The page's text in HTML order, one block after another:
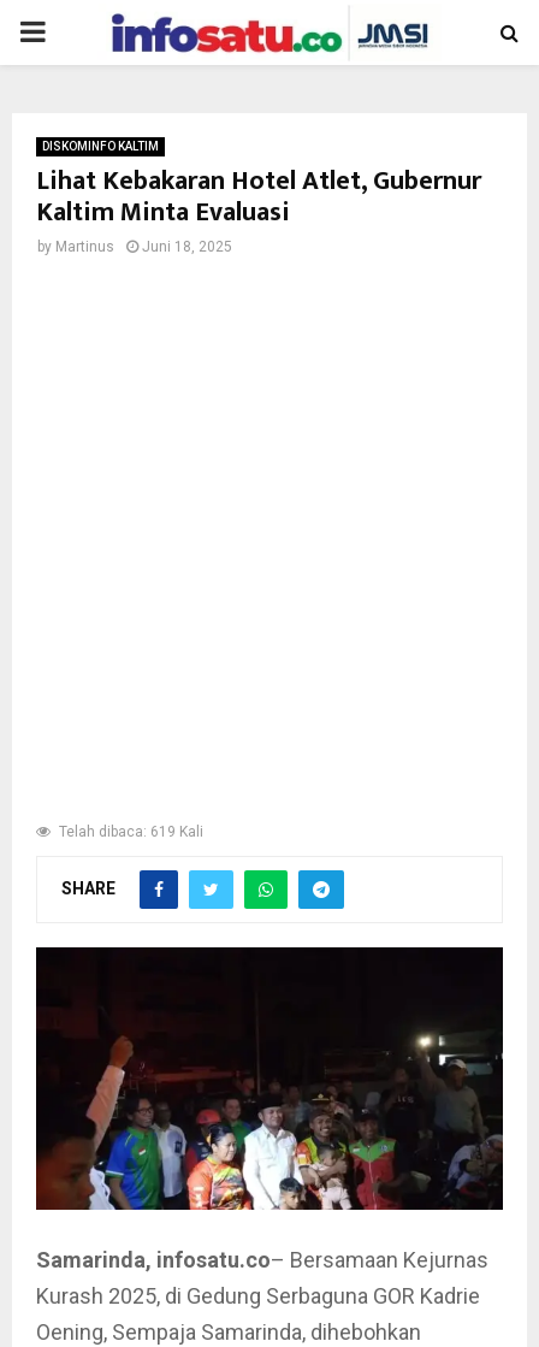
PRIMARY
DISKOMINFO KALTIM
Lihat Kebakaran Hotel Atlet, Gubernur
Kaltim Minta Evaluasi
by Martinus Juni 18, 2025
Telah dibaca: 619 Kali
SHARE
Samarinda, infosatu.co– Bersamaan Kejurnas
Kurash 2025, di Gedung Serbaguna GOR Kadrie
Oening, Sempaja Samarinda, dihebohkan